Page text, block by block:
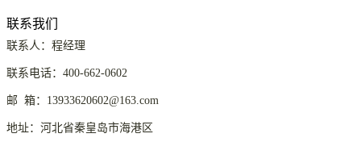
联系我们
联系人：程经理
联系电话：400-662-0602
邮 箱：13933620602@163.com
地址：河北省秦皇岛市海港区